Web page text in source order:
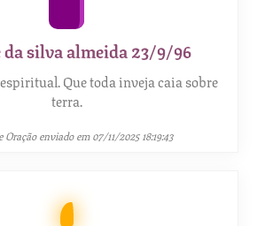
da silva almeida 23/9/96
Que toda inveja caia sobre
terra.
Oração enviado em 07/11/2025 18:19:43